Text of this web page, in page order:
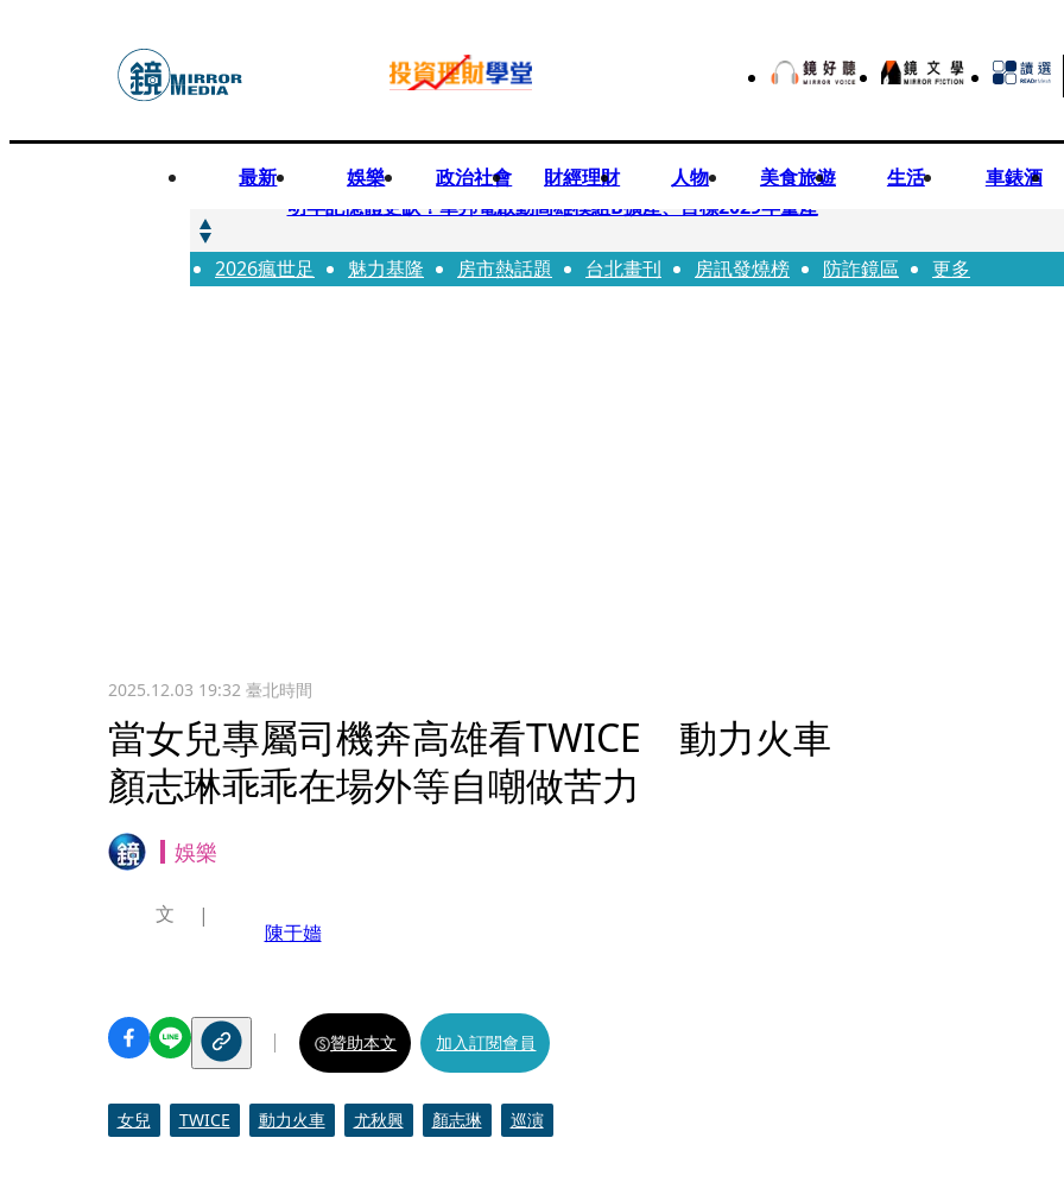
最新 娛樂 政治社會 財經理財 人物 美食旅遊 生活 車錶酒
快訊
明年記憶體更缺！華邦電啟動高雄模組B擴產、目標2029年量產
快訊
5566小刀爆離婚台玻千金！14年豪門婚碎原因曝 岳母徐莉玲風暴意外揭家族祕辛
2026瘋世足 魅力基隆 房市熱話題 台北畫刊 房訊發燒榜 防詐鏡區 更多
2025.12.03 19:32臺北時間
當女兒專屬司機奔高雄看TWICE 動力火車
顏志琳乖乖在場外等自嘲做苦力
娛樂
文
陳于嬙
贊助本文 加入訂閱會員
女兒 TWICE 動力火車 尤秋興 顏志琳 巡演